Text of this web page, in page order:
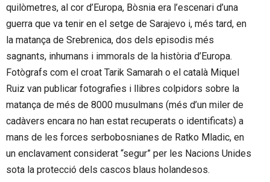
quilòmetres, al cor d’Europa, Bòsnia era l’escenari d’una
guerra que va tenir en el setge de Sarajevo i, més tard, en
la matança de Srebrenica, dos dels episodis més
sagnants, inhumans i immorals de la història d’Europa.
Fotògrafs com el croat Tarik Samarah o el català Miquel
Ruiz van publicar fotografies i llibres colpidors sobre la
matança de més de 8000 musulmans (més d’un miler de
cadàvers encara no han estat recuperats o identificats) a
mans de les forces serbobosnianes de Ratko Mladic, en
un enclavament considerat “segur” per les Nacions Unides
sota la protecció dels cascos blaus holandesos.